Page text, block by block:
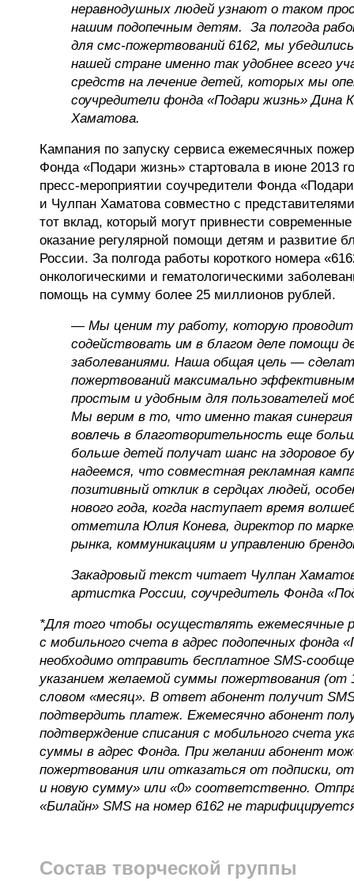
неравнодушных людей узнают о таком
нашим подопечным детям. За полгода
для смс-пожертвований 6162, мы
нашей стране именно так удобнее всего
средств на лечение детей, которых мы
соучредители фонда «Подари жизнь» Дина
Хаматова.
Кампания по запуску сервиса ежемесячных
Фонда «Подари жизнь» стартовала в июне 2013
пресс-мероприятии соучредители Фонда
и Чулпан Хаматова совместно с
тот вклад, который могут привнести
оказание регулярной помощи детям и развитие
России. За полгода работы короткого номера
онкологическими и гематологическими
помощь на сумму более 25 миллионов рублей.
— Мы ценим ту работу, которую
содействовать им в благом деле помощи
заболеваниями. Наша общая цель —
пожертвований максимально
простым и удобным для пользователей
Мы верим в то, что именно такая
вовлечь в благотворительность еще
больше детей получат шанс на здоровое
надеемся, что совместная рекламная
позитивный отклик в сердцах людей,
нового года, когда наступает время
отметила Юлия Конева, директор по
рынка, коммуникациям и управлению
Закадровый текст читает Чулпан
артистка России, соучредитель Фонда
*Для того чтобы осуществлять ежемесячные
с мобильного счета в адрес подопечных фонда
необходимо отправить бесплатное SMS-
указанием желаемой суммы пожертвования (от
словом «месяц». В ответ абонент получит
подтвердить платеж. Ежемесячно абонент
подтверждение списания с мобильного счета
суммы в адрес Фонда. При желании абонент
пожертвования или отказаться от подписки,
и новую сумму» или «0» соответственно.
«Билайн» SMS на номер 6162 не
Состав творческой группы